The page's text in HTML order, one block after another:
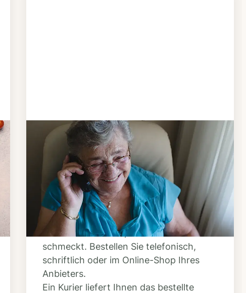
Schritt 3
Bestellen & liefern
lassen
Suchen Sie sich aus dem Speiseplan
Ihres Anbieters aus, was Ihnen
schmeckt. Bestellen Sie telefonisch,
schriftlich oder im Online-Shop Ihres
Anbieters.
Ein Kurier liefert Ihnen das bestellte